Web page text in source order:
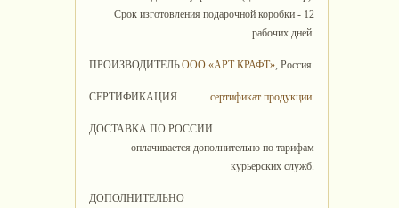
Срок изготовления подарочной коробки - 12
рабочих дней.
ПРОИЗВОДИТЕЛЬООО «АРТ КРАФТ», Россия.
СЕРТИФИКАЦИЯ сертификат продукции.
ДОСТАВКА ПО РОССИИ
оплачивается дополнительно по тарифам
курьерских служб.
ДОПОЛНИТЕЛЬНО